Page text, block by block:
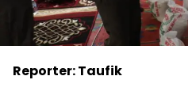
Reporter: Taufik